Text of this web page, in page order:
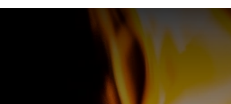
CHEMINÉES
CUISINIÈRES BOIS